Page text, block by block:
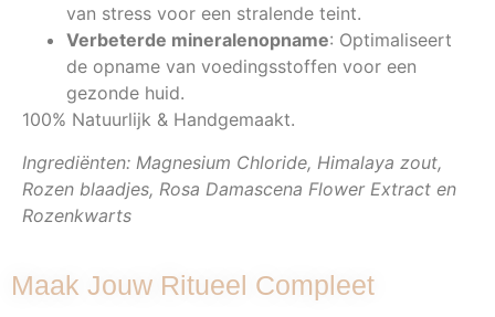
van stress voor een stralende teint.
Verbeterde mineralenopname: Optimaliseert
de opname van voedingsstoffen voor een
gezonde huid.
100% Natuurlijk & Handgemaakt.
Ingrediënten: Magnesium Chloride, Himalaya zout,
Rozen blaadjes, Rosa Damascena Flower Extract en
Rozenkwarts
Maak Jouw Ritueel Compleet